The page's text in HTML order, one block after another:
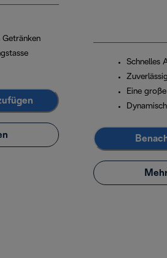
Getränken
Schnelles
Eine